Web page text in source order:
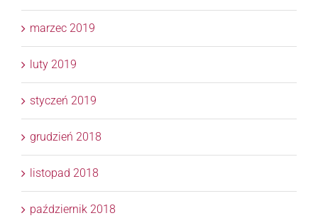
marzec 2019
luty 2019
styczeń 2019
grudzień 2018
listopad 2018
październik 2018